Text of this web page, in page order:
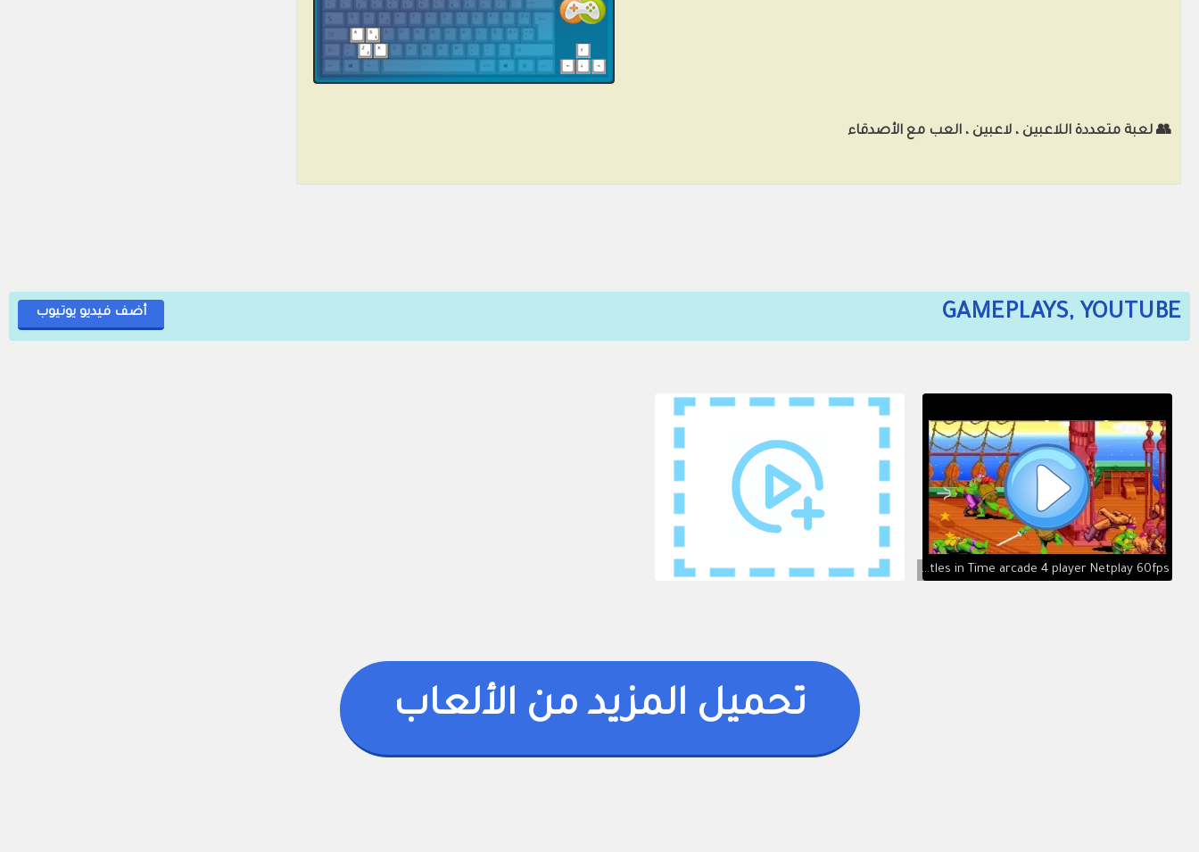
👥 لعبة متعددة اللاعبين ، لاعبين ، العب مع الأصدقاء
GAMEPLAYS, YOUTUBE أضف فيديو يوتيوب
Teenage Mutant Ninja Turtles: Turtles in Time arcade 4 player Netplay 60fps
تحميل المزيد من الألعاب